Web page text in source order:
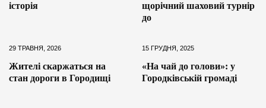
історія
щорічний шаховий турнір
до
29 ТРАВНЯ, 2026
Жителі скаржаться на
стан дороги в Городищі
15 ГРУДНЯ, 2025
«На чай до голови»: у
Городківській громаді